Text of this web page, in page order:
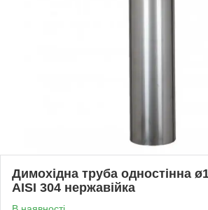
Димохідна труба одностінна
AISI 304 нержавійка